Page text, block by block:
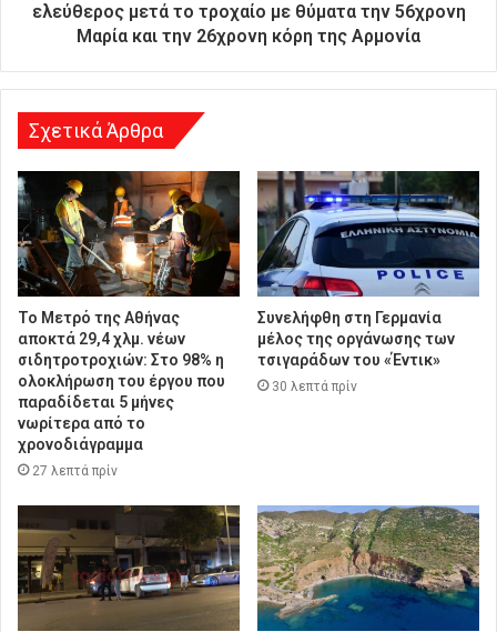
σ
ελεύθερος μετά το τροχαίο με θύματα την 56χρονη
Μαρία και την 26χρονη κόρη της Αρμονία
Σχετικά Άρθρα
Το Μετρό της Αθήνας
αποκτά 29,4 χλμ. νέων
σιδητροτροχιών: Στο 98% η
ολοκλήρωση του έργου που
παραδίδεται 5 μήνες
νωρίτερα από το
χρονοδιάγραμμα
27 λεπτά πρίν
Συνελήφθη στη Γερμανία
μέλος της οργάνωσης των
τσιγαράδων του «Έντικ»
30 λεπτά πρίν